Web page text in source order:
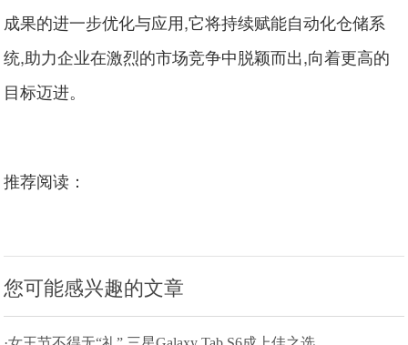
成果的进一步优化与应用,它将持续赋能自动化仓储系
统,助力企业在激烈的市场竞争中脱颖而出,向着更高的
目标迈进。
推荐阅读：
您可能感兴趣的文章